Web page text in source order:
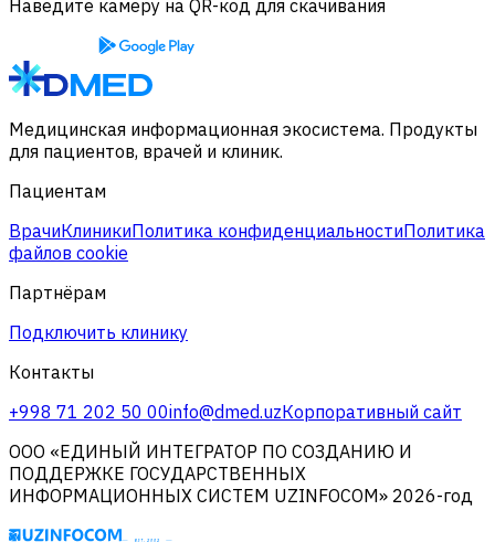
Наведите камеру на QR-код для скачивания
Медицинская информационная экосистема. Продукты
для пациентов, врачей и клиник.
Пациентам
ВрачиКлиникиПолитика конфиденциальностиПолитика
файлов cookie
Партнёрам
Подключить клинику
Контакты
+998 71 202 50 00info@dmed.uzКорпоративный сайт
ООО «ЕДИНЫЙ ИНТЕГРАТОР ПО СОЗДАНИЮ И
ПОДДЕРЖКЕ ГОСУДАРСТВЕННЫХ
ИНФОРМАЦИОННЫХ СИСТЕМ UZINFOCOM» 2026-год